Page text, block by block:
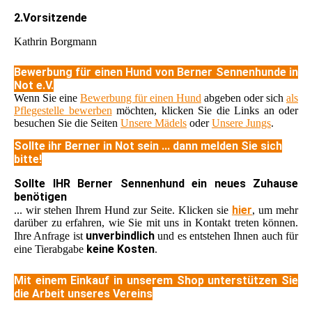
2.Vorsitzende
Kathrin Borgmann
Bewerbung für einen Hund von Berner Sennenhunde in
Not e.V.
Wenn Sie eine Bewerbung für einen Hund abgeben oder sich als
Pflegestelle bewerben möchten, klicken Sie die Links an oder
besuchen Sie die Seiten Unsere Mädels oderUnsere Jungs.
Sollte ihr Berner in Not sein ... dann melden Sie sich
bitte!
Sollte IHR Berner Sennenhund ein neues Zuhause
benötigen
... wir stehen Ihrem Hund zur Seite. Klicken sie hier, um mehr
darüber zu erfahren, wie Sie mit uns in Kontakt treten können.
Ihre Anfrage ist unverbindlich und es entstehen Ihnen auch für
eine Tierabgabe keine Kosten.
Mit einem Einkauf in unserem Shop unterstützen Sie
die Arbeit unseres Vereins